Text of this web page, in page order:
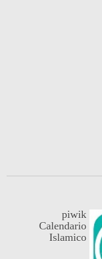
piwik
Calendario
Islamico